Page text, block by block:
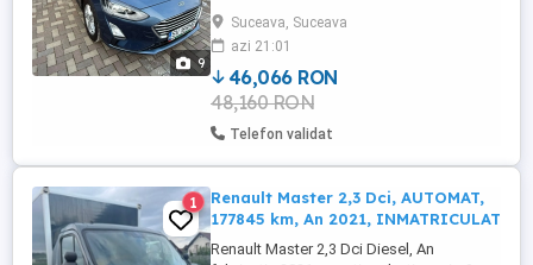
9
excelenta, km certificati 191484. Pret usor
negociabil 9750 Euro
Suceava, Suceava
azi 21:01
46,066 RON
48,160 RON
Telefon validat
1
Renault Master 2,3 Dci, AUTOMAT,
177845 km, An 2021, INMATRICULAT
Renault Master 2,3 Dci Diesel, An